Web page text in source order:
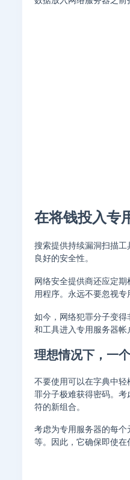
在将钱投入专
搜索提供持续漏洞扫描
良好的安全性。
网络安全提供商还应定
用程序。永远不要忽视专
如今，网络犯罪分子变
和工具进入专用服务器帐
理想情况下，一
不要使用可以在字典中
罪分子极难获得密码。
符的新组合。
考虑为专用服务器的每
等。因此，它确保即使在